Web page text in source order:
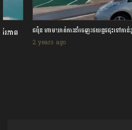
ជប៉ុន ហាមឃាត់ការនាំចេញរថយន្តជជុះទៅកាន់រុស្ស៊ី អាចខ
2 years ago